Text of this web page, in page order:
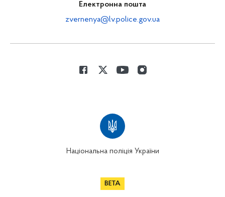
Електронна пошта
zvernenya@lv.police.gov.ua
Національна поліція України